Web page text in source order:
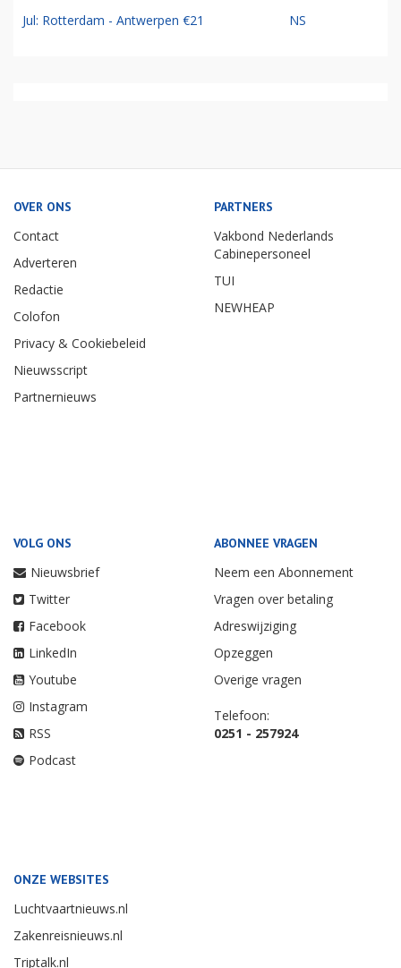
Jul: Rotterdam - Antwerpen €21 NS
OVER ONS
Contact
Adverteren
Redactie
Colofon
Privacy & Cookiebeleid
Nieuwsscript
Partnernieuws
PARTNERS
Vakbond Nederlands
Cabinepersoneel
TUI
NEWHEAP
VOLG ONS
Nieuwsbrief
Twitter
Facebook
LinkedIn
Youtube
Instagram
RSS
Podcast
ABONNEE VRAGEN
Neem een Abonnement
Vragen over betaling
Adreswijziging
Opzeggen
Overige vragen
Telefoon:
0251 - 257924
ONZE WEBSITES
Luchtvaartnieuws.nl
Zakenreisnieuws.nl
Triptalk.nl